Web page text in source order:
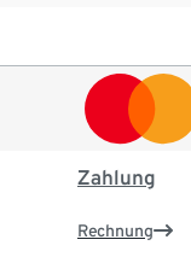
Zahlung
Rechnung